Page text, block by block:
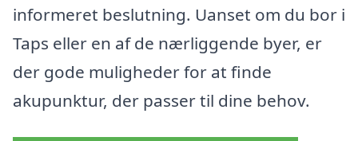
informeret beslutning. Uanset om du bor i
Taps eller en af de nærliggende byer, er
der gode muligheder for at finde
akupunktur, der passer til dine behov.